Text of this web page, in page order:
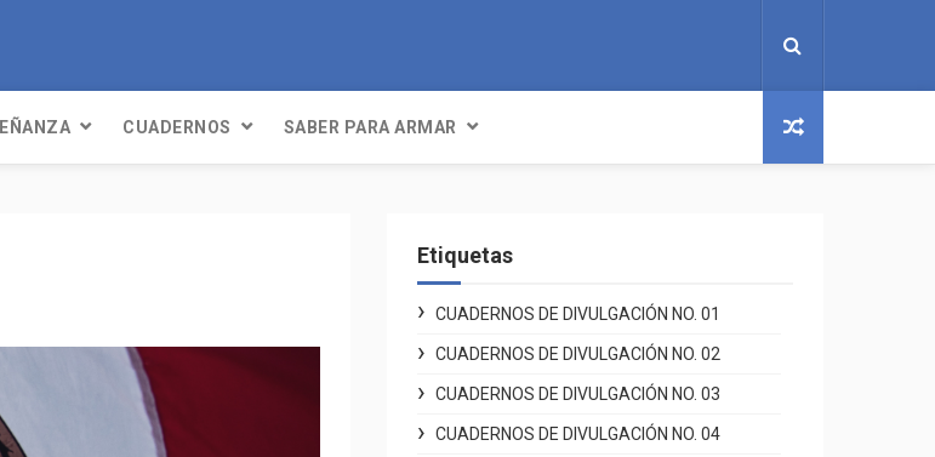
CUADERNOS SABER PARA ARMAR
Etiquetas
CUADERNOS DE DIVULGACIÓN NO. 01
CUADERNOS DE DIVULGACIÓN NO. 02
CUADERNOS DE DIVULGACIÓN NO. 03
CUADERNOS DE DIVULGACIÓN NO. 04